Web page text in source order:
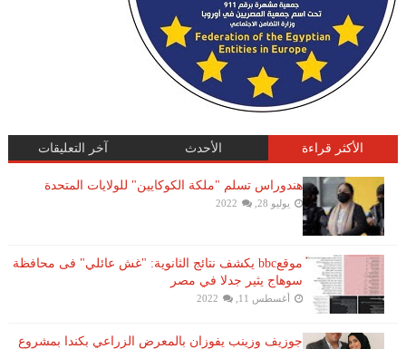
الأكثر قراءة الأحدث آخر التعليقات
هندوراس تسلم "ملكة الكوكايين" للولايات المتحدة
يوليو 28, 2022
موقعbbc يكشف نتائج الثانوية: "غش عائلي" فى محافظة
سوهاج يثير جدلا في مصر
أغسطس 11, 2022
جوزيف وزينب يفوزان بالمعرض الزراعي بكندا بمشروع